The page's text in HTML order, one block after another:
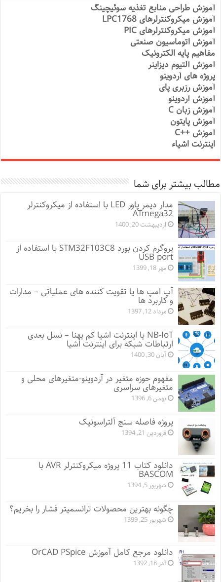
آموزش طراحی منابع تغذیه سوئیچینگ
آموزش میکروکنترلرهای LPC1768
آموزش میکروکنترلرهای PIC
آموزش اتوماسیون صنعتی
مفاهیم پایه الکترونیک
آموزش آلتیوم دیزاینر
پروژه های آردوینو
آموزش رزبری پای
آموزش آردوینو
آموزش زبان C
آموزش پایتون
آموزش ++C
اینترنت اشیاء
مطالب بیشتر برای شما
مدار دیمر پاور LED با استفاده از میکروکنترلر
ATmega32
اردیبهشت 20, 1400
پروگرم کردن بورد STM32F103C8 با استفاده از
USB port
مهر 18, 1399
آپ امپ ها یا تقویت کننده های عملیاتی – مدارات
و کاربرد ها
مرداد 12, 1397
NB-IoT یا اینترنت اشیا کم پهنا – نسل بعدی
ارتباطات شبکه برای اینترنت اشیا
آبان 30, 1400
مفهوم حوزه متغیر در آردوینو-متغیرهای محلی و
متغیرهای سراسری
بهمن 6, 1396
پروژه فاصله سنج آلتراسونیک
فروردین 21, 1394
دانلود کتاب 11 پروژه میکروکنترلر AVR با
BASCOM
شهریور 5, 1394
چگونه بهترین محصولات ترانسمیتر فشار را بخریم؟
شهریور 25, 1399
دانلود مرجع کامل آموزش OrCAD PSpice
آذر 18, 1392